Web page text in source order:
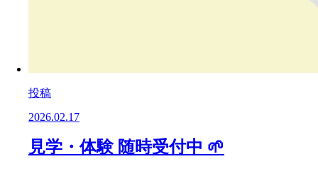
投稿
2026.02.17
見学・体験 随時受付中 🌱